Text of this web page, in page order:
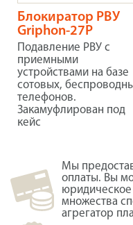
Блокиратор РВУ
Griphon-27P
Подавление РВУ с
приемными
устройствами на базе
сотовых,
телефонов.
Закамуфлирован под
кейс
Мы
оплаты. Вы
множества
агрегатор